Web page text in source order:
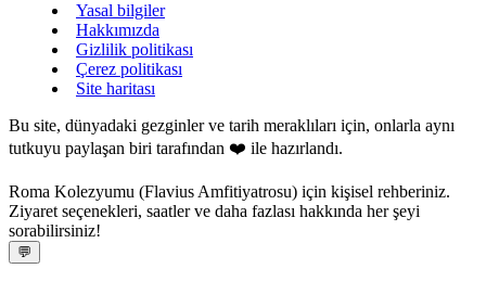
Yasal bilgiler
Hakkımızda
Gizlilik politikası
Çerez politikası
Site haritası
Bu site, dünyadaki gezginler ve tarih meraklıları için, onlarla aynı
tutkuyu paylaşan biri tarafından ❤️ ile hazırlandı.
Roma Kolezyumu (Flavius Amfitiyatrosu) için kişisel rehberiniz.
Ziyaret seçenekleri, saatler ve daha fazlası hakkında her şeyi
sorabilirsiniz!
💬